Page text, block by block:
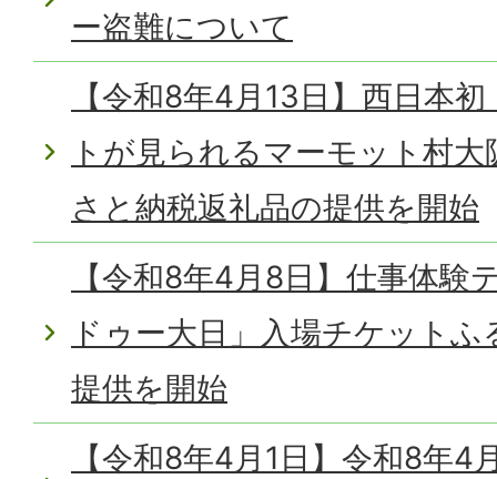
ー盗難について
【令和8年4月13日】西日本
トが見られるマーモット村
さと納税返礼品の提供を開始
【令和8年4月8日】仕事体験
ドゥー大日」入場チケット
提供を開始
【令和8年4月1日】令和8年4